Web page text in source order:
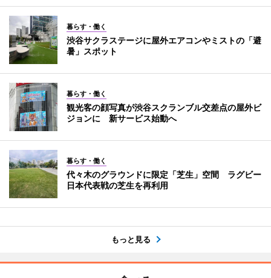
暮らす・働く
渋谷サクラステージに屋外エアコンやミストの「避
暑」スポット
暮らす・働く
観光客の顔写真が渋谷スクランブル交差点の屋外ビ
ジョンに 新サービス始動へ
暮らす・働く
代々木のグラウンドに限定「芝生」空間 ラグビー
日本代表戦の芝生を再利用
もっと見る